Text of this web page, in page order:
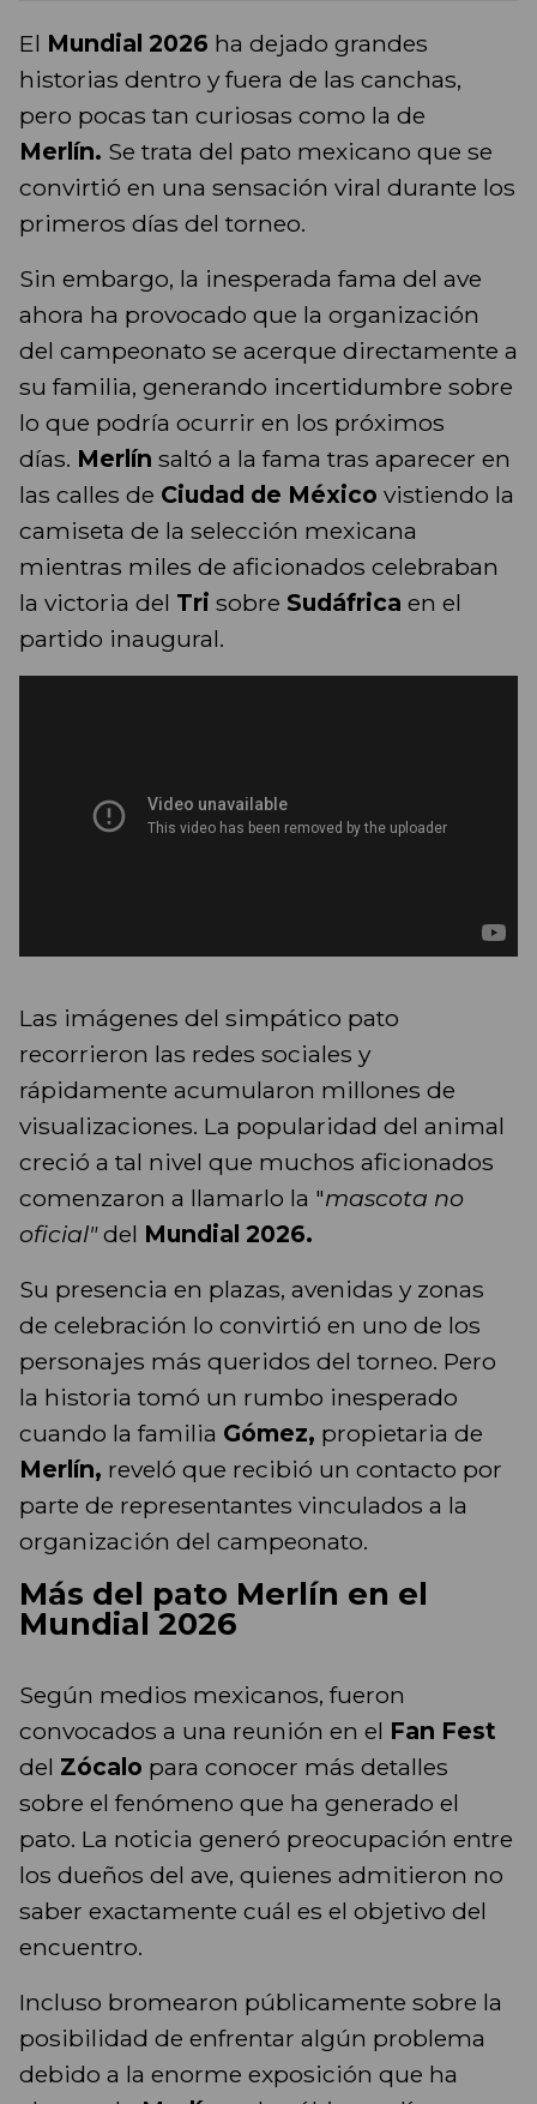
El Mundial 2026 ha dejado grandes
historias dentro y fuera de las canchas,
pero pocas tan curiosas como la de
Merlín. Se trata del pato mexicano que se
convirtió en una sensación viral durante los
primeros días del torneo.
Sin embargo, la inesperada fama del ave
ahora ha provocado que la organización
del campeonato se acerque directamente a
su familia, generando incertidumbre sobre
lo que podría ocurrir en los próximos
días. Merlín saltó a la fama tras aparecer en
las calles de Ciudad de México vistiendo la
camiseta de la selección mexicana
mientras miles de aficionados celebraban
la victoria del Tri sobre Sudáfrica en el
partido inaugural.
Las imágenes del simpático pato
recorrieron las redes sociales y
rápidamente acumularon millones de
visualizaciones. La popularidad del animal
creció a tal nivel que muchos aficionados
comenzaron a llamarlo la "mascota no
oficial"del Mundial 2026.
Su presencia en plazas, avenidas y zonas
de celebración lo convirtió en uno de los
personajes más queridos del torneo. Pero
la historia tomó un rumbo inesperado
cuando la familia Gómez, propietaria de
Merlín, reveló que recibió un contacto por
parte de representantes vinculados a la
organización del campeonato.
Más del pato Merlín en el
Mundial 2026
Según medios mexicanos, fueron
convocados a una reunión en el Fan Fest
del Zócalo para conocer más detalles
sobre el fenómeno que ha generado el
pato. La noticia generó preocupación entre
los dueños del ave, quienes admitieron no
saber exactamente cuál es el objetivo del
encuentro.
Incluso bromearon públicamente sobre la
posibilidad de enfrentar algún problema
debido a la enorme exposición que ha